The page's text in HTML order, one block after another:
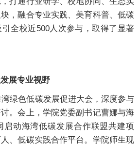
，融合专业实践、美育科普、低碳
全校近500人次参与，取得了显著
展专业视野
绿色低碳发展促进大会，深度参与
。会上，学院党委副书记曹娜与海
启动海湾低碳发展合作联盟共建项
、低碳实践合作平台。学院师生现